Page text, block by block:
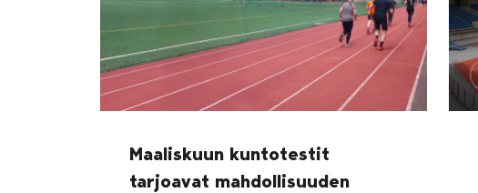
Maaliskuun kuntotestit
tarjoavat mahdollisuuden